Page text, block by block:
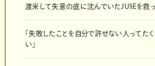
渡米して失意の底に沈んでいたJU!iEを救っ
「失敗したことを自分で許せない人ってた
い」